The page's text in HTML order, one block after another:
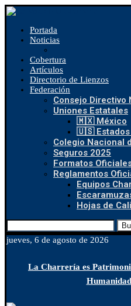
Portada
Noticias
Cobertura
Artículos
Directorio de Lienzos
Federación
Consejo Directivo
Uniones Estatales
🇲🇽 México
🇺🇸 Estados
Colegio Nacional
Seguros 2025
Formatos
Reglamentos
Equipos
Hojas de
jueves, 6 de agosto de 2026
La Charrería es